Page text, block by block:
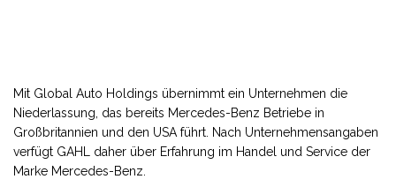
Mit Global Auto Holdings übernimmt ein Unternehmen die
Niederlassung, das bereits Mercedes-Benz Betriebe in
Großbritannien und den USA führt. Nach Unternehmensangaben
verfügt GAHL daher über Erfahrung im Handel und Service der
Marke Mercedes-Benz.